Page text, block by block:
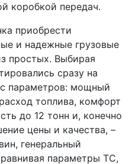
коробкой передач.
приобрести
и надежные грузовые
простых. Выбирая
сразу на
параметров: мощный
топлива, комфорт
до 12 тонн и, конечно
цены и качества, –
генеральный
параметры ТС,